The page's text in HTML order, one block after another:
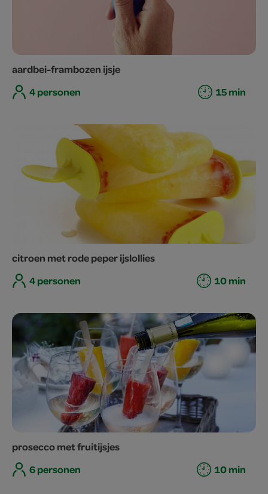
aardbei-frambozen ijsje
4 personen
15 min
citroen met rode peper ijslollies
4 personen
10 min
prosecco met fruitijsjes
6 personen
10 min